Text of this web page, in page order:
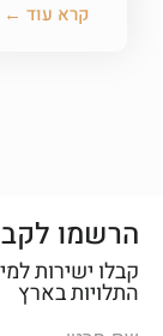
קרא עוד ←
הרשמו
קבלו ישירות
התלויות בארץ